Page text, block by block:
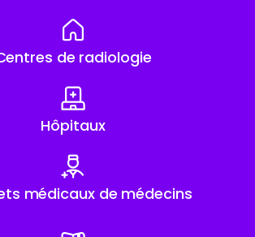
de radiologie
Hôpitaux
médicaux de médecins